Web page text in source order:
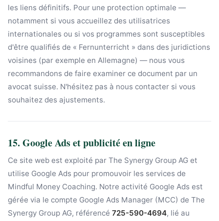
les liens définitifs. Pour une protection optimale —
notamment si vous accueillez des utilisatrices
internationales ou si vos programmes sont susceptibles
d'être qualifiés de « Fernunterricht » dans des juridictions
voisines (par exemple en Allemagne) — nous vous
recommandons de faire examiner ce document par un
avocat suisse. N'hésitez pas à nous contacter si vous
souhaitez des ajustements.
15. Google Ads et publicité en ligne
Ce site web est exploité par The Synergy Group AG et
utilise Google Ads pour promouvoir les services de
Mindful Money Coaching. Notre activité Google Ads est
gérée via le compte Google Ads Manager (MCC) de The
Synergy Group AG, référencé 725-590-4694, lié au